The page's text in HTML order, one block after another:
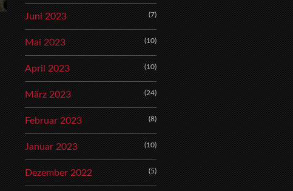
Juni 2023 (7)
Mai 2023 (10)
April 2023 (10)
März 2023 (24)
Februar 2023 (8)
Januar 2023 (10)
Dezember 2022 (5)